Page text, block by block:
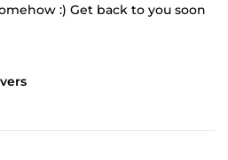
:) Get back to you soon